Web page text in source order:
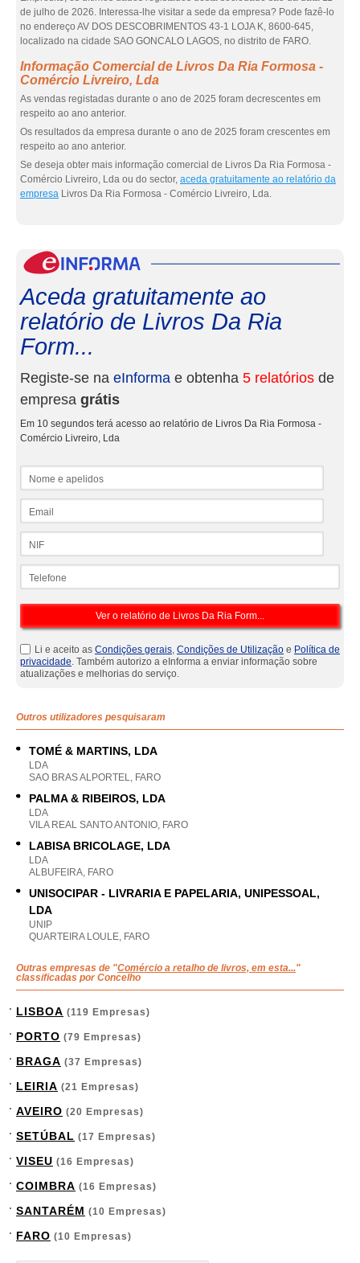
de julho de 2026. Interessa-lhe visitar a sede da empresa? Pode fazê-lo
no endereço AV DOS DESCOBRIMENTOS 43-1 LOJA K, 8600-645,
localizado na cidade SAO GONCALO LAGOS, no distrito de FARO.
Informação Comercial de Livros Da Ria Formosa -
Comércio Livreiro, Lda
As vendas registadas durante o ano de 2025 foram decrescentes em
respeito ao ano anterior.
Os resultados da empresa durante o ano de 2025 foram crescentes em
respeito ao ano anterior.
Se deseja obter mais informação comercial de Livros Da Ria Formosa -
Comércio Livreiro, Lda ou do sector, aceda gratuitamente ao relatório da
empresa Livros Da Ria Formosa - Comércio Livreiro, Lda.
Aceda gratuitamente ao
relatório de Livros Da Ria
Form...
Registe-se na eInforma e obtenha 5 relatórios de
empresa grátis
Em 10 segundos terá acesso ao relatório de Livros Da Ria Formosa -
Comércio Livreiro, Lda
Li e aceito as Condições gerais, Condições de Utilização e Política de
privacidade. Também autorizo a eInforma a enviar informação sobre
atualizações e melhorias do serviço.
Outros utilizadores pesquisaram
TOMÉ & MARTINS, LDA
LDA
SAO BRAS ALPORTEL, FARO
PALMA & RIBEIROS, LDA
LDA
VILA REAL SANTO ANTONIO, FARO
LABISA BRICOLAGE, LDA
LDA
ALBUFEIRA, FARO
UNISOCIPAR - LIVRARIA E PAPELARIA, UNIPESSOAL,
LDA
UNIP
QUARTEIRA LOULE, FARO
Outras empresas de "Comércio a retalho de livros, em esta..."
classificadas por Concelho
LISBOA (119 Empresas)
PORTO (79 Empresas)
BRAGA (37 Empresas)
LEIRIA (21 Empresas)
AVEIRO (20 Empresas)
SETÚBAL (17 Empresas)
VISEU (16 Empresas)
COIMBRA (16 Empresas)
SANTARÉM (10 Empresas)
FARO (10 Empresas)